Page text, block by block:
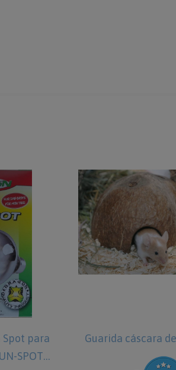
Guarida cáscara de coco Small